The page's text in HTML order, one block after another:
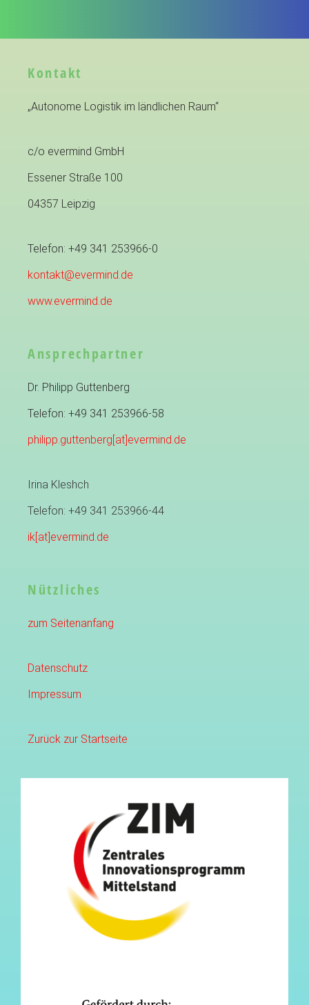
Kontakt
„Autonome Logistik im ländlichen Raum“
c/o evermind GmbH
Essener Straße 100
04357 Leipzig
Telefon: +49 341 253966-0
kontakt@evermind.de
www.evermind.de
Ansprechpartner
Dr. Philipp Guttenberg
Telefon: +49 341 253966-58
philipp.guttenberg[at]evermind.de
Irina Kleshch
Telefon: +49 341 253966-44
ik[at]evermind.de
Nützliches
zum Seitenanfang
Datenschutz
Impressum
Zurück zur Startseite